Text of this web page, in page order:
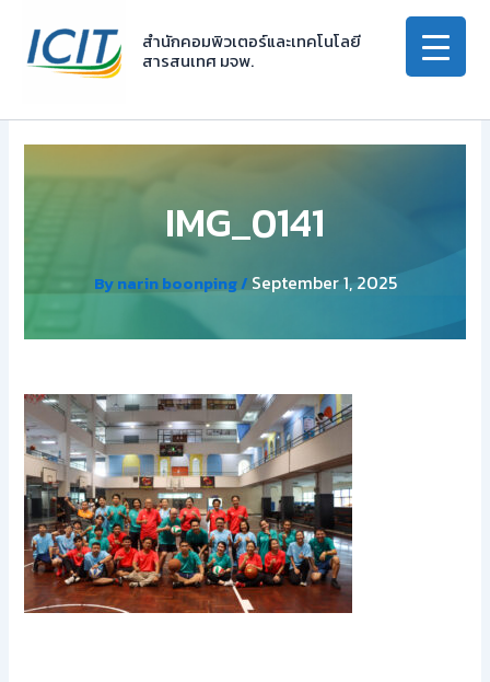
content
สำนักคอมพิวเตอร์และเทคโนโลยี
สารสนเทศ มจพ.
IMG_0141
Bynarin boonping/ September 1, 2025